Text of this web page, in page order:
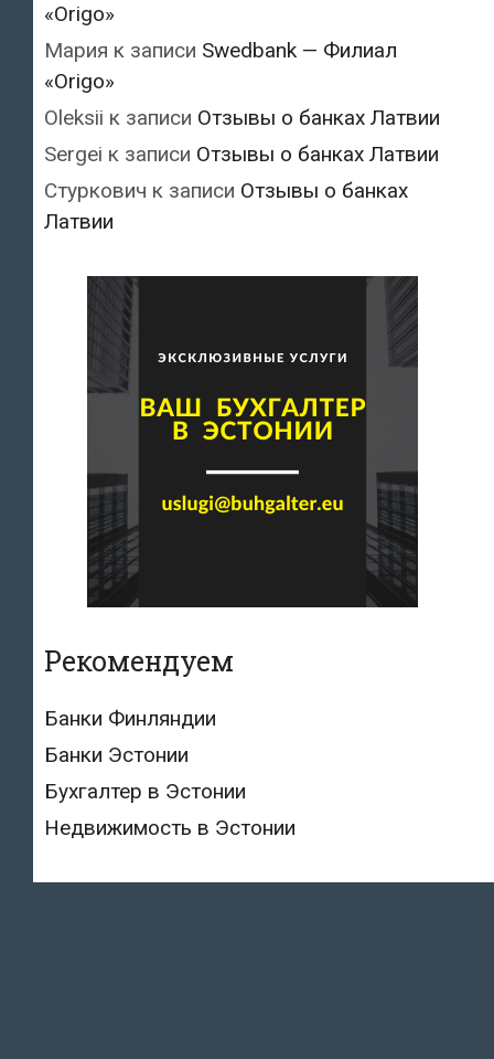
«Origo»
Мария к записи Swedbank — Филиал
«Origo»
Oleksii к записи Отзывы о банках Латвии
Sergei к записи Отзывы о банках Латвии
Стуркович к записи Отзывы о банках
Латвии
Рекомендуем
Банки Финляндии
Банки Эстонии
Бухгалтер в Эстонии
Недвижимость в Эстонии